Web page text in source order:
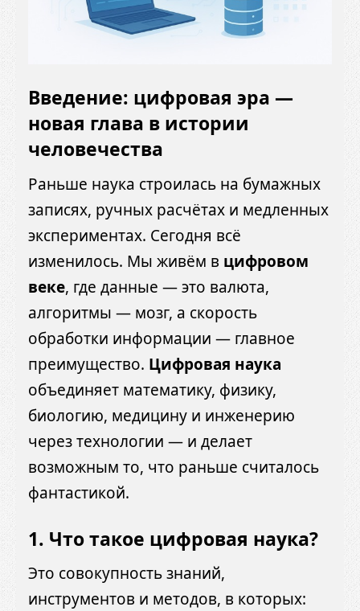
Введение: цифровая эра —
новая глава в истории
человечества
Раньше наука строилась на бумажных
записях, ручных расчётах и медленных
экспериментах. Сегодня всё
изменилось. Мы живём в цифровом
веке, где данные — это валюта,
алгоритмы — мозг, а скорость
обработки информации — главное
преимущество. Цифровая наука
объединяет математику, физику,
биологию, медицину и инженерию
через технологии — и делает
возможным то, что раньше считалось
фантастикой.
1. Что такое цифровая наука?
Это совокупность знаний,
инструментов и методов, в которых: